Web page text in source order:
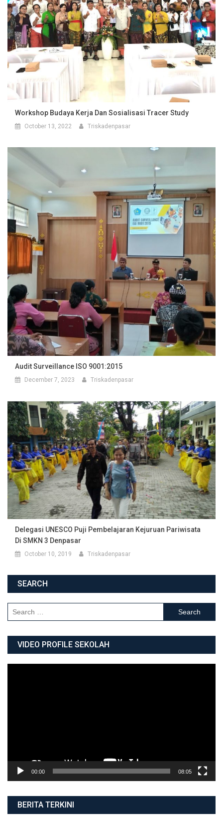
Workshop Budaya Kerja Dan Sosialisasi Tracer Study
October 13, 2022 Triskadenpasar
Audit Surveillance ISO 9001:2015
December 7, 2023 Triskadenpasar
Delegasi UNESCO Puji Pembelajaran Kejuruan Pariwisata
Di SMKN 3 Denpasar
October 10, 2019 Triskadenpasar
SEARCH
Search for:
VIDEO PROFILE SEKOLAH
00:00 08:05
BERITA TERKINI